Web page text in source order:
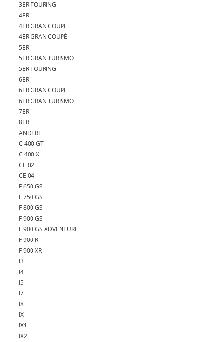
3ER TOURING
4ER
4ER GRAN COUPE
4ER GRAN COUPÉ
5ER
5ER GRAN TURISMO
5ER TOURING
6ER
6ER GRAN COUPE
6ER GRAN TURISMO
7ER
8ER
ANDERE
C 400 GT
C 400 X
CE 02
CE 04
F 650 GS
F 750 GS
F 800 GS
F 900 GS
F 900 GS ADVENTURE
F 900 R
F 900 XR
I3
I4
I5
I7
I8
IX
IX1
IX2